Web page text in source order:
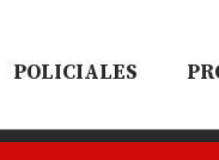
POLICIALES